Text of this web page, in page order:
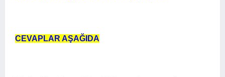
CEVAPLAR AŞAĞIDA